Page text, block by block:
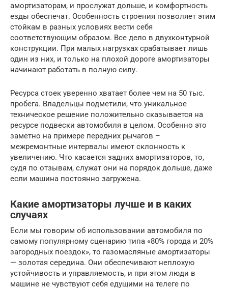
амортизаторам, и прослужат дольше, и комфортность
езды обеспечат. Особенность строения позволяет этим
стойкам в разных условиях вести себя
соответствующим образом. Все дело в двухконтурной
конструкции. При малых нагрузках срабатывает лишь
один из них, и только на плохой дороге амортизаторы
начинают работать в полную силу.
Ресурса стоек уверенно хватает более чем на 50 тыс.
пробега. Владельцы подметили, что уникальное
техническое решение положительно сказывается на
ресурсе подвески автомобиля в целом. Особенно это
заметно на примере передних рычагов –
межремонтные интервалы имеют склонность к
увеличению. Что касается задних амортизаторов, то,
судя по отзывам, служат они на порядок дольше, даже
если машина постоянно загружена.
Какие амортизаторы лучше и в каких
случаях
Если мы говорим об использовании автомобиля по
самому популярному сценарию типа «80% города и 20%
загородных поездок», то газомасляные амортизаторы
— золотая середина. Они обеспечивают неплохую
устойчивость и управляемость, и при этом люди в
машине не чувствуют себя едущими на телеге по